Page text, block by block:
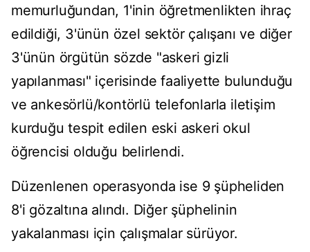
memurluğundan, 1'inin öğretmenlikten ihraç
edildiği, 3'ünün özel sektör çalışanı ve diğer
3'ünün örgütün sözde "askeri gizli
yapılanması" içerisinde faaliyette bulunduğu
ve ankesörlü/kontörlü telefonlarla iletişim
kurduğu tespit edilen eski askeri okul
öğrencisi olduğu belirlendi.
Düzenlenen operasyonda ise 9 şüpheliden
8'i gözaltına alındı. Diğer şüphelinin
yakalanması için çalışmalar sürüyor.